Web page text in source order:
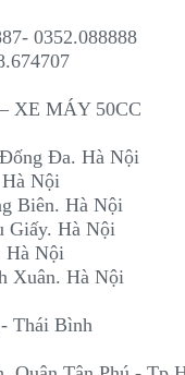
0352.088888
XE MÁY 50CC
Đa. Hà Nội
Nội
Biên. Hà Nội
Giấy. Hà Nội
Hà Nội
Xuân. Hà Nội
Thái Bình